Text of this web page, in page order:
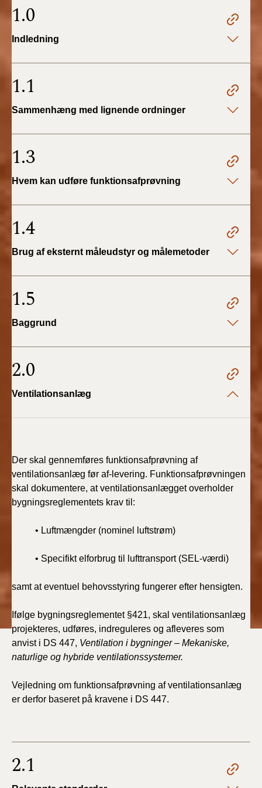
BR18 (1/1 - 30/6
2022)
BR18 (1/1-29/6
2018)
2010)
1.0
Indledning
1.1
Sammenhæng med lignende ordninger
1.3
Hvem kan udføre funktionsafprøvning
1.4
Brug af eksternt måleudstyr og målemetoder
1.5
Baggrund
2.0
Ventilationsanlæg
Der skal gennemføres funktionsafprøvning af
ventilationsanlæg før af-levering. Funktionsafprøvningen
skal dokumentere, at ventilationsanlægget overholder
bygningsreglementets krav til:
• Luftmængder (nominel luftstrøm)
• Specifikt elforbrug til lufttransport (SEL-værdi)
samt at eventuel behovsstyring fungerer efter hensigten.
Ifølge bygningsreglementet §421, skal ventilationsanlæg
projekteres, udføres, indreguleres og afleveres som
anvist i DS 447, Ventilation i bygninger – Mekaniske,
naturlige og hybride ventilationssystemer.
Vejledning om funktionsafprøvning af ventilationsanlæg
er derfor baseret på kravene i DS 447.
2.1